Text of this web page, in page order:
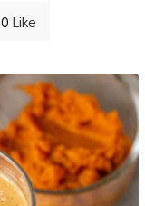
0 Like